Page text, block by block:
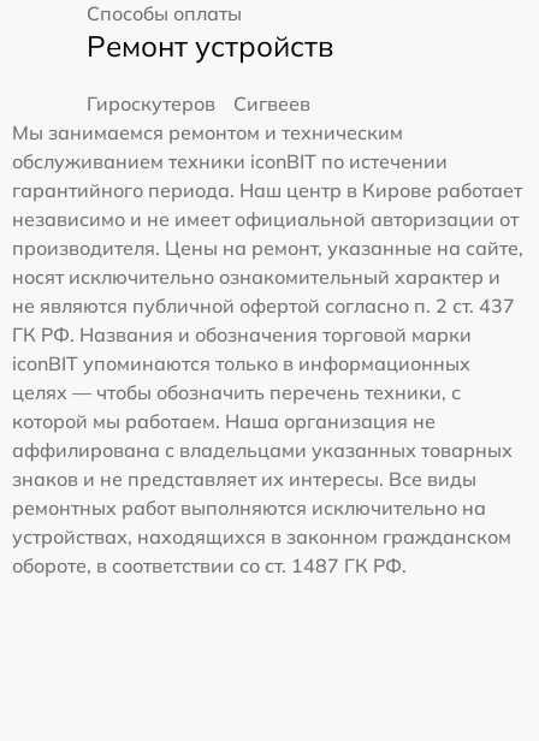
Способы оплаты
Ремонт устройств
Гироскутеров
Сигвеев
Мы занимаемся ремонтом и техническим
обслуживанием техники iconBIT по истечении
гарантийного периода. Наш центр в Кирове работает
независимо и не имеет официальной авторизации от
производителя. Цены на ремонт, указанные на сайте,
носят исключительно ознакомительный характер и
не являются публичной офертой согласно п. 2 ст. 437
ГК РФ. Названия и обозначения торговой марки
iconBIT упоминаются только в информационных
целях — чтобы обозначить перечень техники, с
которой мы работаем. Наша организация не
аффилирована с владельцами указанных товарных
знаков и не представляет их интересы. Все виды
ремонтных работ выполняются исключительно на
устройствах, находящихся в законном гражданском
обороте, в соответствии со ст. 1487 ГК РФ.